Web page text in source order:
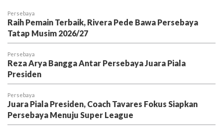
Persebaya
Raih Pemain Terbaik, Rivera Pede Bawa Persebaya
Tatap Musim 2026/27
Persebaya
Reza Arya Bangga Antar Persebaya Juara Piala
Presiden
Persebaya
Juara Piala Presiden, Coach Tavares Fokus Siapkan
Persebaya Menuju Super League